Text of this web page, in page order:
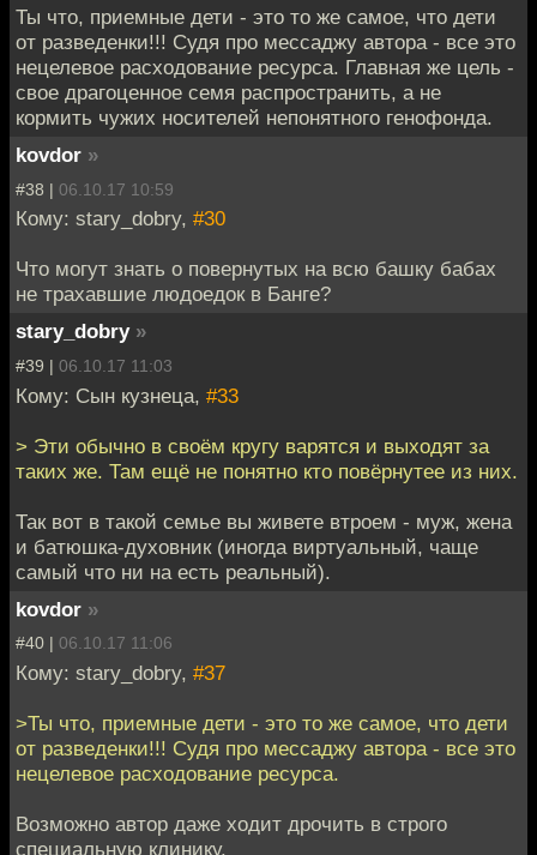
Ты что, приемные дети - это то же самое, что дети
от разведенки!!! Судя про мессаджу автора - все это
нецелевое расходование ресурса. Главная же цель -
свое драгоценное семя распространить, а не
кормить чужих носителей непонятного генофонда.
kovdor »
#38 | 06.10.17 10:59
Кому: stary_dobry, #30
Что могут знать о повернутых на всю башку бабах
не трахавшие людоедок в Банге?
stary_dobry »
#39 | 06.10.17 11:03
Кому: Сын кузнеца, #33
> Эти обычно в своём кругу варятся и выходят за
таких же. Там ещё не понятно кто повёрнутее из них.
Так вот в такой семье вы живете втроем - муж, жена
и батюшка-духовник (иногда виртуальный, чаще
самый что ни на есть реальный).
kovdor »
#40 | 06.10.17 11:06
Кому: stary_dobry, #37
>Ты что, приемные дети - это то же самое, что дети
от разведенки!!! Судя про мессаджу автора - все это
нецелевое расходование ресурса.
Возможно автор даже ходит дрочить в строго
специальную клинику.